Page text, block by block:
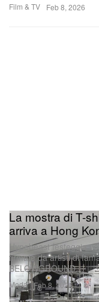
Film & TV
Feb 8, 2026
Moda
La mostra di T-
arriva a Hong
Hypebeast festeggia
firmate da artisti di
BELOWGROUND.
Feb 8, 2026